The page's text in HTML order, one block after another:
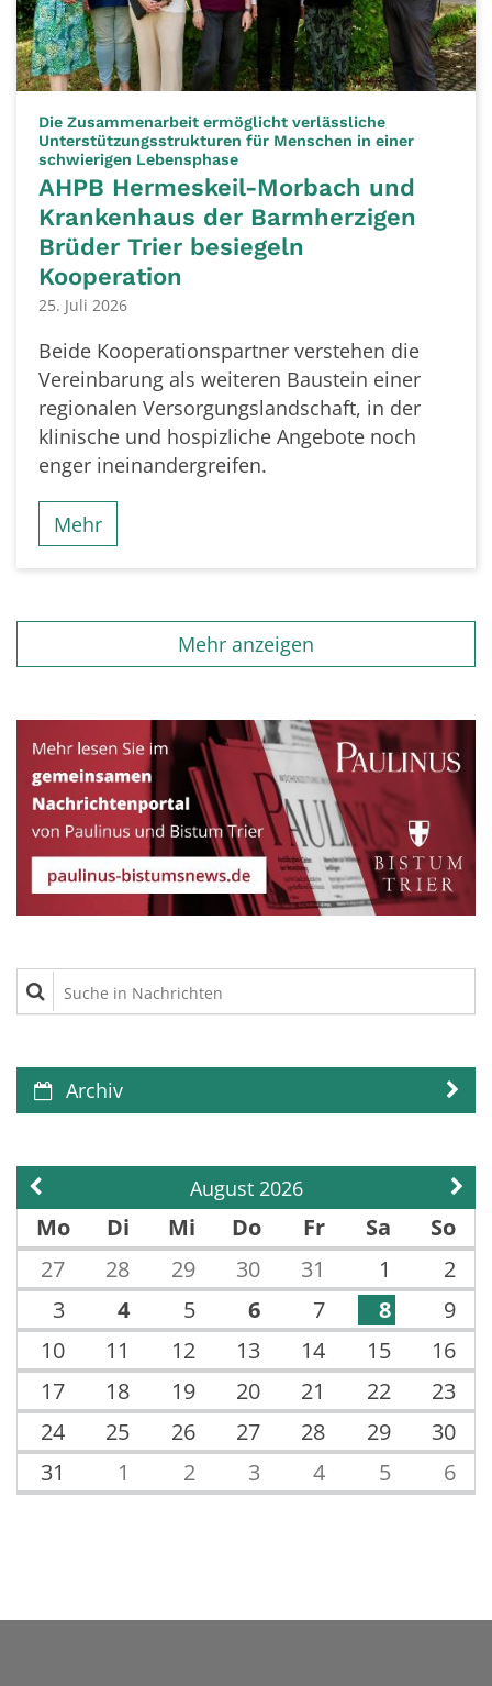
Die Zusammenarbeit ermöglicht verlässliche
Unterstützungsstrukturen für Menschen in einer
schwierigen Lebensphase:
AHPB Hermeskeil-Morbach und
Krankenhaus der Barmherzigen
Brüder Trier besiegeln
Kooperation
25. Juli 2026
Beide Kooperationspartner verstehen die
Vereinbarung als weiteren Baustein einer
regionalen Versorgungslandschaft, in der
klinische und hospizliche Angebote noch
enger ineinandergreifen.
Mehr
Mehr anzeigen
Suche in Nachrichten
Archiv
Vorherige Seite August 2026
Mo
Di Mi Do Fr Sa
So
27
28 29 30 31 1
2
3
4 5 6 7 8
9
10
11 12 13 14 15
16
17
18 19 20 21 22
23
24
25 26 27 28 29
30
31
1 2 3 4 5 6